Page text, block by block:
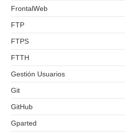
FrontalWeb
FTP
FTPS
FTTH
Gestión Usuarios
Git
GitHub
Gparted